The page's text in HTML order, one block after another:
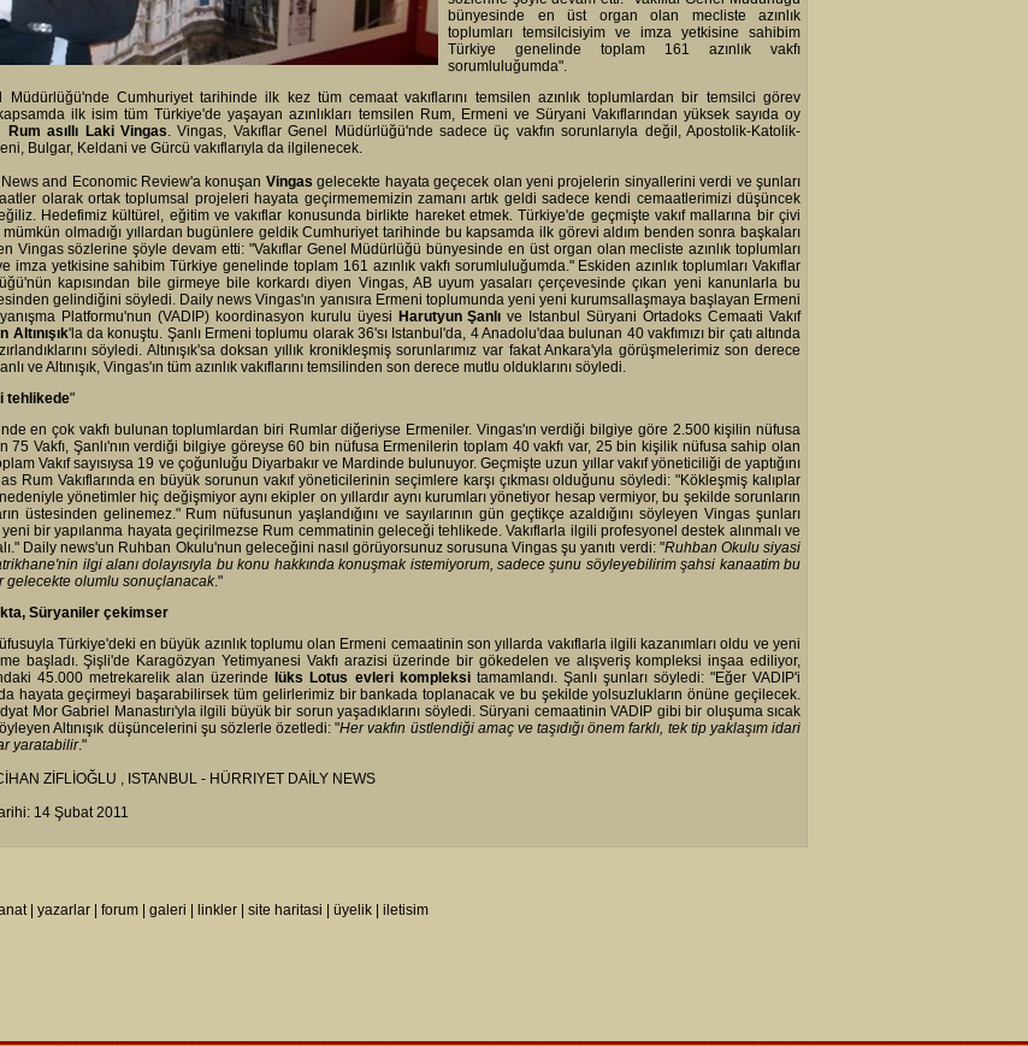
bünyesinde en üst organ olan mecliste azınlık
toplumları temsilcisiyim ve imza yetkisine sahibim
Türkiye genelinde toplam 161 azınlık vakfı
sorumluluğumda".
Müdürlüğü'nde Cumhuriyet tarihinde ilk kez tüm cemaat vakıflarını temsilen azınlık toplumlardan bir temsilci görev
ilk isim tüm Türkiye'de yaşayan azınlıkları temsilen Rum, Ermeni ve Süryani Vakıflarından yüksek sayıda oy
Rum asıllı Laki Vingas. Vingas, Vakıflar Genel Müdürlüğü'nde sadece üç vakfın sorunlarıyla değil, Apostolik-Katolik-
Bulgar, Keldani ve Gürcü vakıflarıyla da ilgilenecek.
and Economic Review'a konuşan Vingas gelecekte hayata geçecek olan yeni projelerin sinyallerini verdi ve şunları
olarak ortak toplumsal projeleri hayata geçirmememizin zamanı artık geldi sadece kendi cemaatlerimizi düşüncek
Hedefimiz kültürel, eğitim ve vakıflar konusunda birlikte hareket etmek. Türkiye'de geçmişte vakıf mallarına bir çivi
mümkün olmadığı yıllardan bugünlere geldik Cumhuriyet tarihinde bu kapsamda ilk görevi aldım benden sonra başkaları
Vingas sözlerine şöyle devam etti: "Vakıflar Genel Müdürlüğü bünyesinde en üst organ olan mecliste azınlık toplumları
imza yetkisine sahibim Türkiye genelinde toplam 161 azınlık vakfı sorumluluğumda." Eskiden azınlık toplumları Vakıflar
kapısından bile girmeye bile korkardı diyen Vingas, AB uyum yasaları çerçevesinde çıkan yeni kanunlarla bu
gelindiğini söyledi. Daily news Vingas'ın yanısıra Ermeni toplumunda yeni yeni kurumsallaşmaya başlayan Ermeni
Platformu'nun (VADIP) koordinasyon kurulu üyesi Harutyun Şanlı ve Istanbul Süryani Ortadoks Cemaati Vakıf
Altınışık'la da konuştu. Şanlı Ermeni toplumu olarak 36'sı Istanbul'da, 4 Anadolu'daa bulunan 40 vakfımızı bir çatı altında
söyledi. Altınışık'sa doksan yıllık kronikleşmiş sorunlarımız var fakat Ankara'yla görüşmelerimiz son derece
ve Altınışık, Vingas'ın tüm azınlık vakıflarını temsilinden son derece mutlu olduklarını söyledi.
tehlikede"
en çok vakfı bulunan toplumlardan biri Rumlar diğeriyse Ermeniler. Vingas'ın verdiği bilgiye göre 2.500 kişilin nüfusa
75 Vakfı, Şanlı'nın verdiği bilgiye göreyse 60 bin nüfusa Ermenilerin toplam 40 vakfı var, 25 bin kişilik nüfusa sahip olan
Vakıf sayısıysa 19 ve çoğunluğu Diyarbakır ve Mardinde bulunuyor. Geçmişte uzun yıllar vakıf yöneticiliği de yaptığını
Rum Vakıflarında en büyük sorunun vakıf yöneticilerinin seçimlere karşı çıkması olduğunu söyledi: "Kökleşmiş kalıplar
yönetimler hiç değişmiyor aynı ekipler on yıllardır aynı kurumları yönetiyor hesap vermiyor, bu şekilde sorunların
üstesinden gelinemez." Rum nüfusunun yaşlandığını ve sayılarının gün geçtikçe azaldığını söyleyen Vingas şunları
bir yapılanma hayata geçirilmezse Rum cemmatinin geleceği tehlikede. Vakıflarla ilgili profesyonel destek alınmalı ve
Daily news'un Ruhban Okulu'nun geleceğini nasıl görüyorsunuz sorusuna Vingas şu yanıtı verdi: "Ruhban Okulu siyasi
ilgi alanı dolayısıyla bu konu hakkında konuşmak istemiyorum, sadece şunu söyleyebilirim şahsi kanaatim bu
gelecekte olumlu sonuçlanacak."
Süryaniler çekimser
Türkiye'deki en büyük azınlık toplumu olan Ermeni cemaatinin son yıllarda vakıflarla ilgili kazanımları oldu ve yeni
başladı. Şişli'de Karagözyan Yetimyanesi Vakfı arazisi üzerinde bir gökedelen ve alışveriş kompleksi inşaa ediliyor,
45.000 metrekarelik alan üzerinde
lüks Lotus evleri kompleksitamamlandı. Şanlı şunları söyledi: "Eğer VADIP'i
hayata geçirmeyi başarabilirsek tüm gelirlerimiz bir bankada toplanacak ve bu şekilde yolsuzlukların önüne geçilecek.
Mor Gabriel Manastırı'yla ilgili büyük bir sorun yaşadıklarını söyledi. Süryani cemaatinin VADIP gibi bir oluşuma sıcak
Altınışık düşüncelerini şu sözlerle özetledi: "Her vakfın üstlendiği amaç ve taşıdığı önem farklı, tek tip yaklaşım idari
yaratabilir."
ZİFLİOĞLU , ISTANBUL - HÜRRIYET DAİLY NEWS
14 Şubat 2011
| yazarlar| forum| galeri linkler| site haritasi üyelik| iletisim